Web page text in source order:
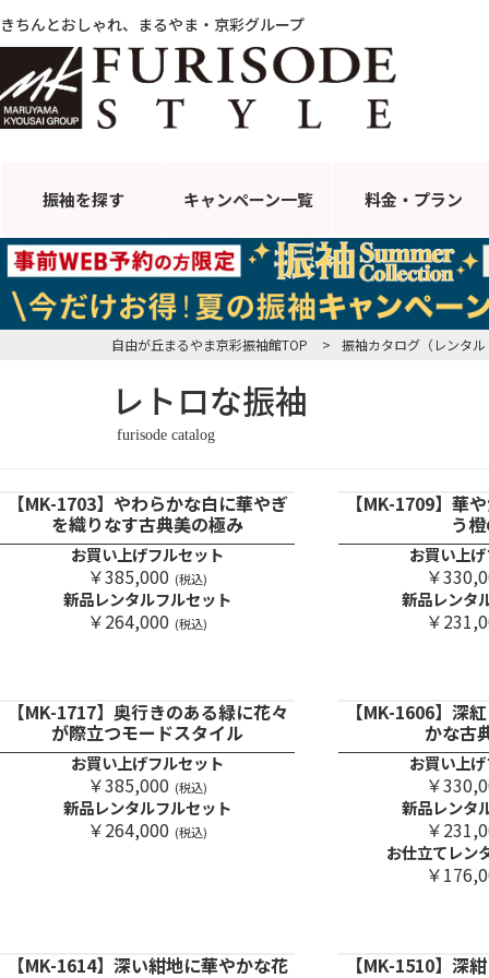
きちんとおしゃれ、まるやま・京彩グループ
振袖を探す キャンペーン一覧 料金・プラン
自由が丘まるやま京彩振袖館TOP > 振袖カタログ（レンタ
レトロな振袖
furisode catalog
【MK-1703】やわらかな白に華やぎ
を織りなす古典美の極み
お買い上げフルセット
￥385,000 (税込)
新品レンタルフルセット
￥264,000 (税込)
【MK-1709】華
う
お買い上
￥
新品レンタ
￥
【MK-1717】奥行きのある緑に花々
が際立つモードスタイル
お買い上げフルセット
￥385,000 (税込)
新品レンタルフルセット
￥264,000 (税込)
【MK-1606】深
かな古
お買い上
￥
新品レンタ
￥
お仕立てレン
￥
【MK-1614】深い紺地に華やかな花 【MK-1510】深